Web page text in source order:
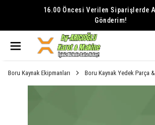
16.00 Öncesi Verilen Siparişlerde
Gönderim!
Boru Kaynak Ekipmanları Boru Kaynak Yedek Parça